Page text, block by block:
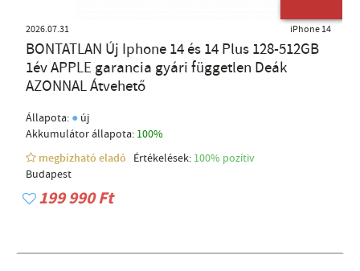
2026.07.31
iPhone 14
BONTATLAN Új Iphone 14 és 14 Plus 128-512GB
1év APPLE garancia gyári független Deák
AZONNAL Átvehető
Állapota: ● új
Akkumulátor állapota: 100%
megbízható eladó
Értékelések: 100% pozítiv
Budapest
199 990 Ft